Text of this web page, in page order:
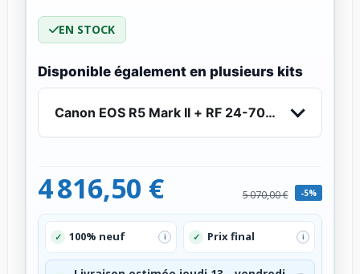
EN STOCK
Disponible également en plusieurs kits
Canon EOS R5 Mark II + RF 24-70mm f/2.8 L IS
4 816,50 € 5 070,00 € -5%
✓ 100% neuf i ✓ Prix final i